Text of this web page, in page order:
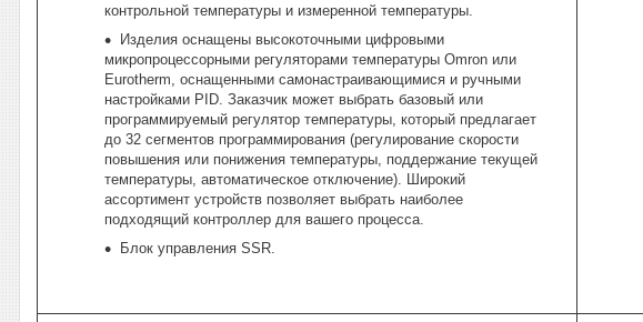
контрольной температуры и измеренной температуры.
Изделия оснащены высокоточными цифровыми
микропроцессорными регуляторами температуры Omron или
Eurotherm, оснащенными самонастраивающимися и ручными
настройками PID. Заказчик может выбрать базовый или
программируемый регулятор температуры, который предлагает
до 32 сегментов программирования (регулирование скорости
повышения или понижения температуры, поддержание текущей
температуры, автоматическое отключение). Широкий
ассортимент устройств позволяет выбрать наиболее
подходящий контроллер для вашего процесса.
Блок управления SSR.